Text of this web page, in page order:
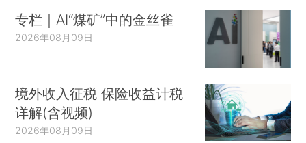
专栏｜AI“煤矿”中的金丝雀
2026年08月09日
境外收入征税 保险收益计税
详解(含视频)
2026年08月09日